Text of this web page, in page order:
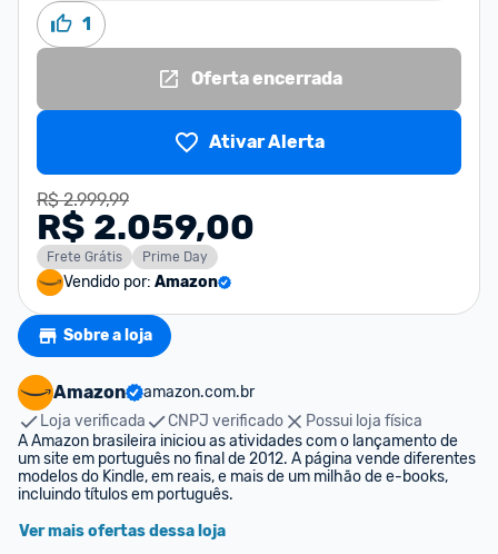
1
Oferta encerrada
Ativar Alerta
R$ 2.999,99
R$ 2.059,00
Frete Grátis Prime Day
Vendido por: Amazon
Sobre a loja
Amazon
amazon.com.br
Loja verificada
CNPJ verificado
Possui loja física
A Amazon brasileira iniciou as atividades com o lançamento de
um site em português no final de 2012. A página vende diferentes
modelos do Kindle, em reais, e mais de um milhão de e-books,
incluindo títulos em português.
Ver mais ofertas dessa loja